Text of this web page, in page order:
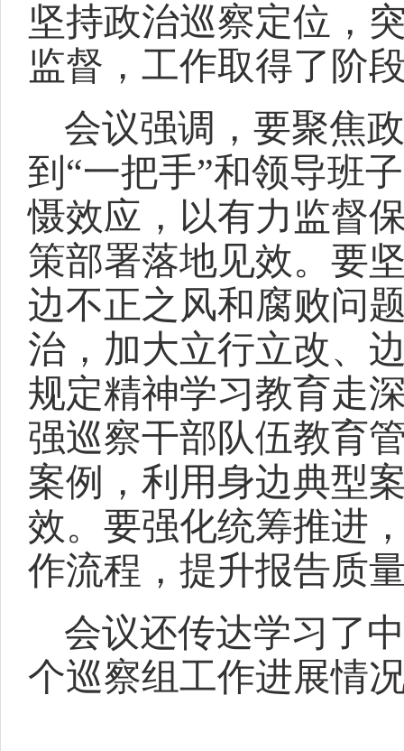
坚持政治巡察定位，
监督，工作取得了阶
会议强调，要聚焦
到 “一把手”和领导班
慑效应，以有力监督
策部署落地见效。要
边不正之风和腐败问
治，加大立行立改、
规定精神学习教育走
强巡察干部队伍教育
案例，利用身边典型
效。要强化统筹推进
作流程，提升报告质
会议还传达学习了
个巡察组工作进展情